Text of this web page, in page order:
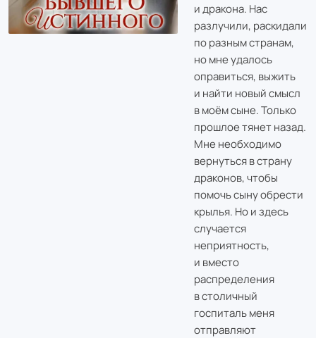
и дракона. Нас
разлучили, раскидали
по разным странам,
но мне удалось
оправиться, выжить
и найти новый смысл
в моём сыне. Только
прошлое тянет назад.
Мне необходимо
вернуться в страну
драконов, чтобы
помочь сыну обрести
крылья. Но и здесь
случается
неприятность,
и вместо
распределения
в столичный
госпиталь меня
отправляют